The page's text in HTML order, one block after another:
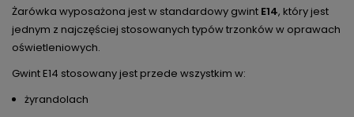
Żarówka wyposażona jest w standardowy gwint E14, który jest
jednym z najczęściej stosowanych typów trzonków w oprawach
oświetleniowych.
Gwint E14 stosowany jest przede wszystkim w:
żyrandolach